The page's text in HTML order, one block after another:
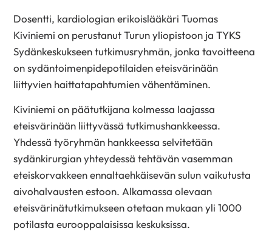
Dosentti, kardiologian erikoislääkäri Tuomas
Kiviniemi on perustanut Turun yliopistoon ja TYKS
Sydänkeskukseen tutkimusryhmän, jonka tavoitteena
on sydäntoimenpidepotilaiden eteisvärinään
liittyvien haittatapahtumien vähentäminen.
Kiviniemi on päätutkijana kolmessa laajassa
eteisvärinään liittyvässä tutkimushankkeessa.
Yhdessä työryhmän hankkeessa selvitetään
sydänkirurgian yhteydessä tehtävän vasemman
eteiskorvakkeen ennaltaehkäisevän sulun vaikutusta
aivohalvausten estoon. Alkamassa olevaan
eteisvärinätutkimukseen otetaan mukaan yli 1000
potilasta eurooppalaisissa keskuksissa.